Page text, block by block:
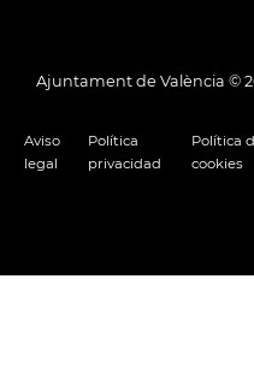
Ajuntament de València ©
Aviso
legal
Política
privacidad
Política
cookies